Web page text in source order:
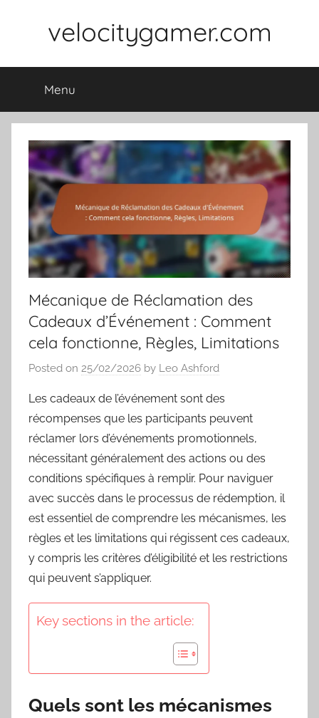
velocitygamer.com
Menu
Mécanique de Réclamation des
Cadeaux d’Événement : Comment
cela fonctionne, Règles, Limitations
Posted on 25/02/2026 by Leo Ashford
Les cadeaux de l’événement sont des
récompenses que les participants peuvent
réclamer lors d’événements promotionnels,
nécessitant généralement des actions ou des
conditions spécifiques à remplir. Pour naviguer
avec succès dans le processus de rédemption, il
est essentiel de comprendre les mécanismes, les
règles et les limitations qui régissent ces cadeaux,
y compris les critères d’éligibilité et les restrictions
qui peuvent s’appliquer.
Key sections in the article:
Quels sont les mécanismes